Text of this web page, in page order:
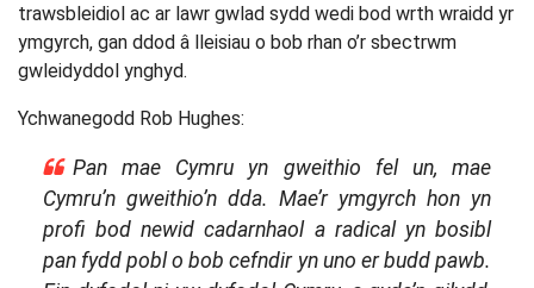
trawsbleidiol ac ar lawr gwlad sydd wedi bod wrth wraidd yr
ymgyrch, gan ddod â lleisiau o bob rhan o’r sbectrwm
gwleidyddol ynghyd.
Ychwanegodd Rob Hughes:
Pan mae Cymru yn gweithio fel un, mae
Cymru’n gweithio’n dda. Mae’r ymgyrch hon yn
profi bod newid cadarnhaol a radical yn bosibl
pan fydd pobl o bob cefndir yn uno er budd pawb.